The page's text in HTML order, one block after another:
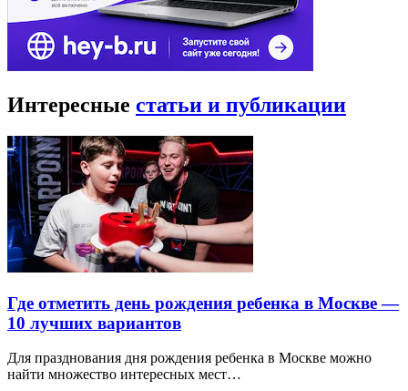
Интересные статьи и публикации
Где отметить день рождения ребенка в Москве —
10 лучших вариантов
Для празднования дня рождения ребенка в Москве можно
найти множество интересных мест…